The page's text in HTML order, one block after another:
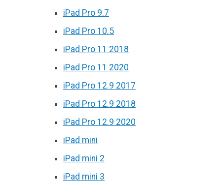
iPad Pro 9.7
iPad Pro 10.5
iPad Pro 11 2018
iPad Pro 11 2020
iPad Pro 12.9 2017
iPad Pro 12.9 2018
iPad Pro 12.9 2020
iPad mini
iPad mini 2
iPad mini 3